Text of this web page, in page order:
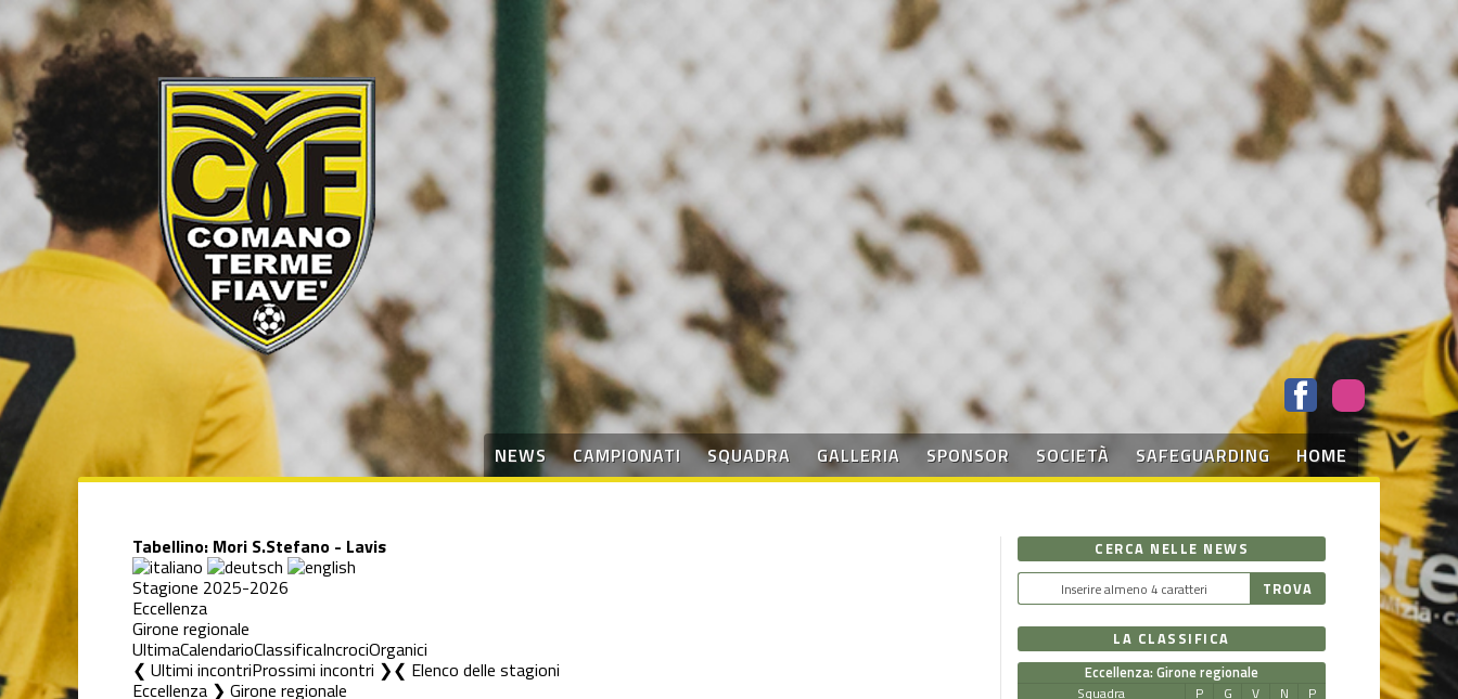
NEWS CAMPIONATI SQUADRA GALLERIA SPONSOR SOCIETÀ SAFEGUARDING HOME
Tabellino: Mori S.Stefano - Lavis
Stagione 2025-2026
Eccellenza
Girone regionale
UltimaCalendarioClassificaIncrociOrganici
❮ Ultimi incontriProssimi incontri ❯ Elenco delle stagioni
Eccellenza ❯ Girone regionale
CERCA NELLE NEWS
LA CLASSIFICA
Eccellenza: Girone regionale
Squadra P G V N
P